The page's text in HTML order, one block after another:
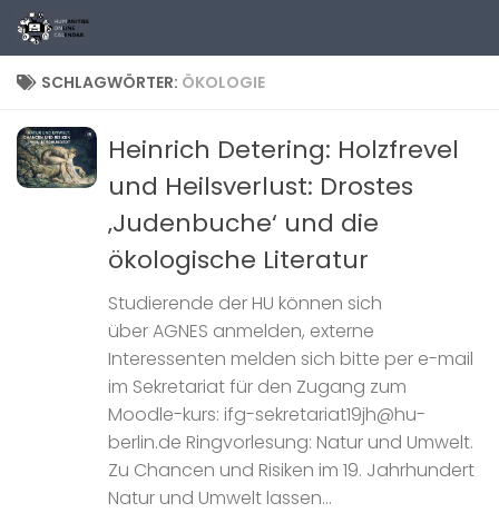
Zum Inhalt springen
SCHLAGWÖRTER: ÖKOLOGIE
Heinrich Detering: Holzfrevel
und Heilsverlust: Drostes
‚Judenbuche‘ und die
ökologische Literatur
Studierende der HU können sich
über AGNES anmelden, externe
Interessenten melden sich bitte per e-mail
im Sekretariat für den Zugang zum
Moodle-kurs: ifg-sekretariat19jh@hu-
berlin.de Ringvorlesung: Natur und Umwelt.
Zu Chancen und Risiken im 19. Jahrhundert
Natur und Umwelt lassen...